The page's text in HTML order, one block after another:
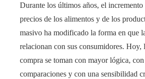
Durante los últimos años, el incremento
precios de los alimentos y de los
masivo ha modificado la forma en que
relacionan con sus consumidores. Hoy,
compra se toman con mayor lógica, con
comparaciones y con una sensibilidad